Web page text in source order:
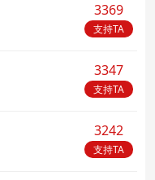
3369
支持TA
3347
支持TA
3242
支持TA